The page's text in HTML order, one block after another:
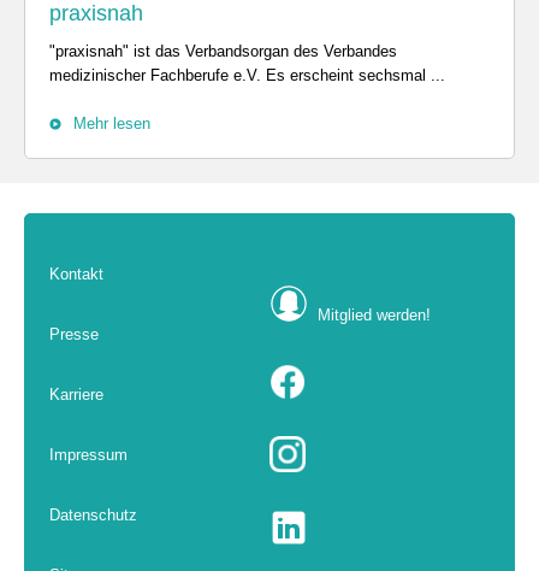
praxisnah
"praxisnah" ist das Verbandsorgan des Verbandes
medizinischer Fachberufe e.V. Es erscheint sechsmal ...
Mehr lesen
Kontakt
Presse
Karriere
Impressum
Datenschutz
Mitglied werden!